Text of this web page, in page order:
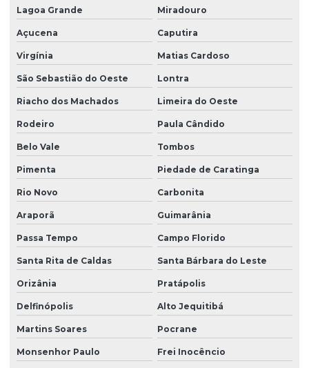
Lagoa Grande Miradouro
Açucena Caputira
Virgínia Matias Cardoso
São Sebastião do Oeste Lontra
Riacho dos Machados Limeira do Oeste
Rodeiro Paula Cândido
Belo Vale Tombos
Pimenta Piedade de Caratinga
Rio Novo Carbonita
Araporã Guimarânia
Passa Tempo Campo Florido
Santa Rita de Caldas Santa Bárbara do Leste
Orizânia Pratápolis
Delfinópolis Alto Jequitibá
Martins Soares Pocrane
Monsenhor Paulo Frei Inocêncio